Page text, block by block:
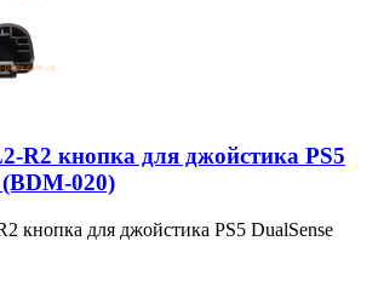
R2 кнопка для джойстика PS5
(BDM-020)
кнопка для джойстика PS5 DualSense